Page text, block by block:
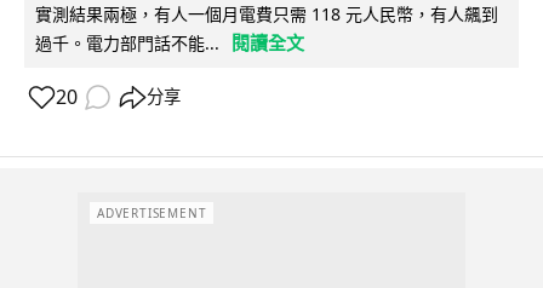
實測結果兩極，有人一個月電費只需 118 元人民幣，有人飆到
過千。電力部門話不能...
閱讀全文
20 分享
ADVERTISEMENT